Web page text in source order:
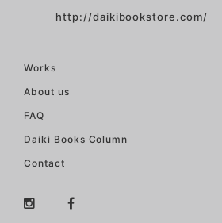
http://daikibookstore.com/
Works
About us
FAQ
Daiki Books Column
Contact